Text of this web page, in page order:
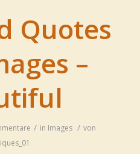
Quotes
–
/ in Images / von